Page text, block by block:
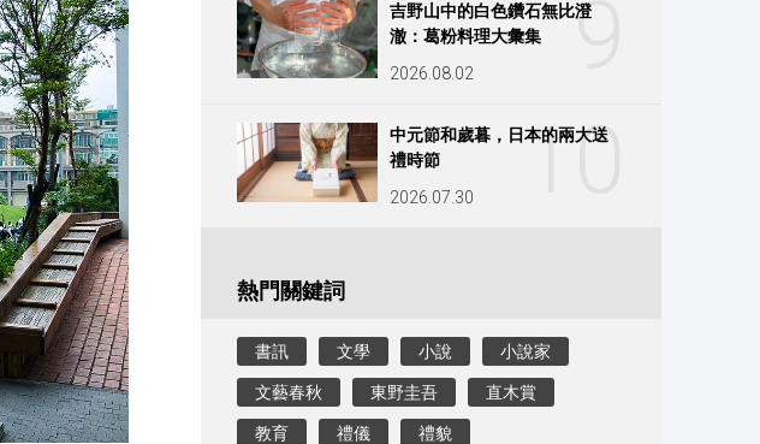
9
吉野山中的白色鑽石無比澄
澈：葛粉料理大彙集
2026.08.02
10
中元節和歲暮，日本的兩大送
禮時節
2026.07.30
熱門關鍵詞
書訊 文學 小說 小說家
文藝春秋 東野圭吾 直木賞
教育 禮儀 禮貌